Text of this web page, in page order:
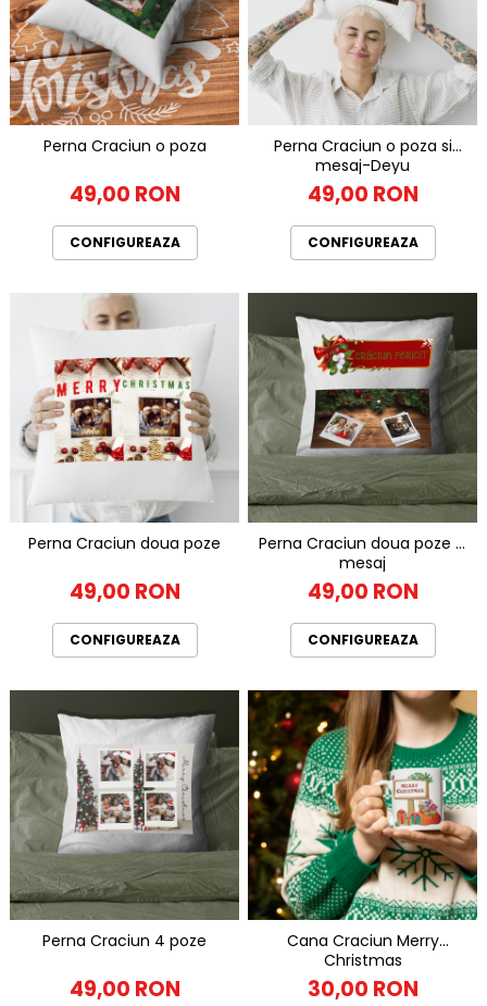
Perna Craciun o poza
49,00 RON
CONFIGUREAZA
Perna Craciun o poza si
mesaj-Deyu
49,00 RON
CONFIGUREAZA
Perna Craciun doua poze
49,00 RON
CONFIGUREAZA
Perna Craciun doua poze si
mesaj
49,00 RON
CONFIGUREAZA
Perna Craciun 4 poze
49,00 RON
Cana Craciun Merry
Christmas
30,00 RON